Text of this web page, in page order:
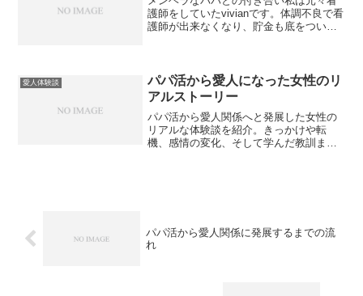
護師をしていたvivianです。体調不良で看
護師が出来なくなり、貯金も底をついて
勤務のHさんに出...
愛人体験談
パパ活から愛人になった女性のリ
アルストーリー
パパ活から愛人関係へと発展した女性の
リアルな体験談を紹介。きっかけや転
機、感情の変化、そして学んだ教訓まで
パパ活から愛人関係に発展するまでの流
れ